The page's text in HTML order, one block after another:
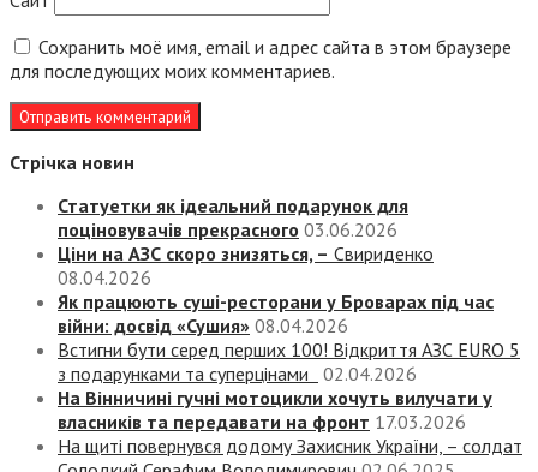
Сохранить моё имя, email и адрес сайта в этом браузере
для последующих моих комментариев.
Стрічка новин
Статуетки як ідеальний подарунок для
поціновувачів прекрасного 03.06.2026
Ціни на АЗС скоро знизяться, – Свириденко
08.04.2026
Як працюють суші-ресторани у Броварах під час
війни: досвід «Сушия» 08.04.2026
Встигни бути серед перших 100! Відкриття АЗС EURO 5
з подарунками та суперцінами
02.04.2026
На Вінничині гучні мотоцикли хочуть вилучати у
власників та передавати на фронт 17.03.2026
На щиті повернувся додому Захисник України, – солдат